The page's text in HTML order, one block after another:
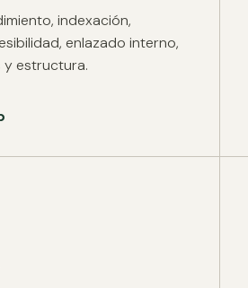
indexación,
enlazado interno,
y estructura.